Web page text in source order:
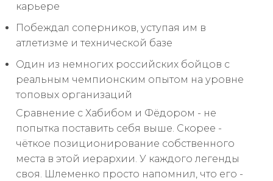
карьере
Побеждал соперников, уступая им в
атлетизме и технической базе
Один из немногих российских бойцов с
реальным чемпионским опытом на уровне
топовых организаций
Сравнение с Хабибом и Фёдором - не
попытка поставить себя выше. Скорее -
чёткое позиционирование собственного
места в этой иерархии. У каждого легенды
своя. Шлеменко просто напомнил, что его -